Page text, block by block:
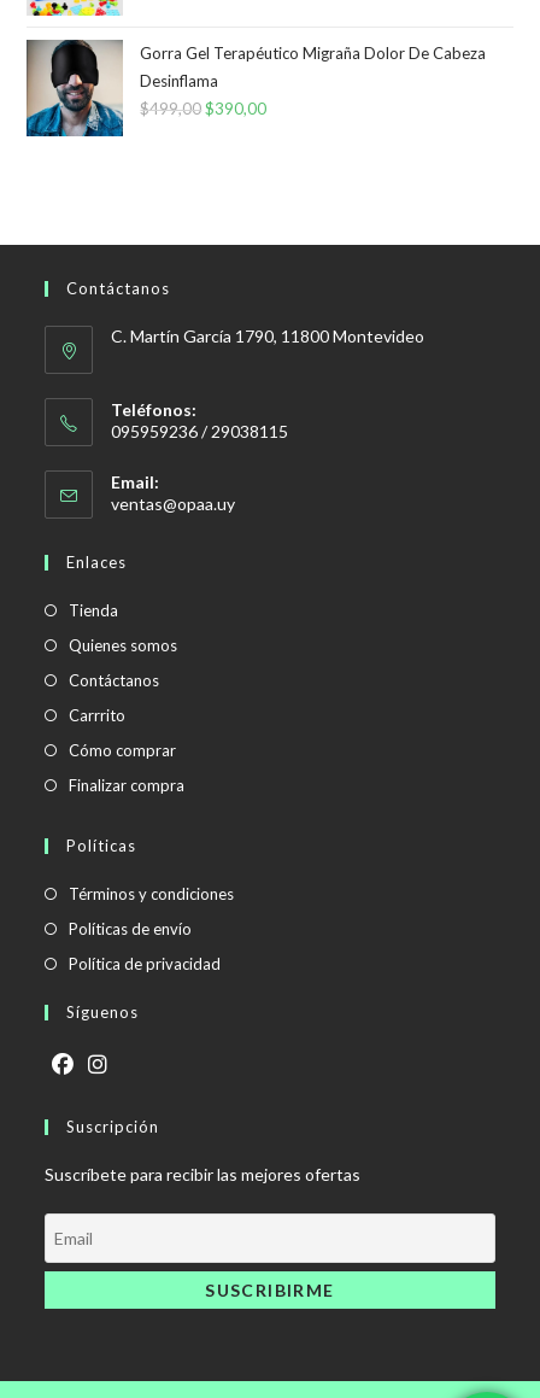
original
$1.450,00.
actual
Gorra Gel Terapéutico Migraña Dolor De Cabeza
Desinflama
$499,00El
$390,00El
Contáctanos
C. Martín García 1790, 11800 Montevideo
Teléfonos:
095959236 / 29038115
Email:
ventas@opaa.uySe
Enlaces
Tienda
Quienes somos
Contáctanos
Carrrito
Cómo comprar
Finalizar compra
Políticas
Términos y condicionesSe
Políticas de envío
abre
Política de privacidad
Síguenos
abre
una
nueva
pestaña
abre
una
nueva
pestaña
Suscripción
Suscríbete para recibir las mejores ofertas